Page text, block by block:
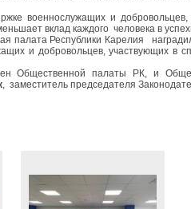
военнослужащих и
вклад каждого человека в
Республики Карелия
и добровольцев, участвующих в
Общественной палаты РК, и
, заместитель председателя